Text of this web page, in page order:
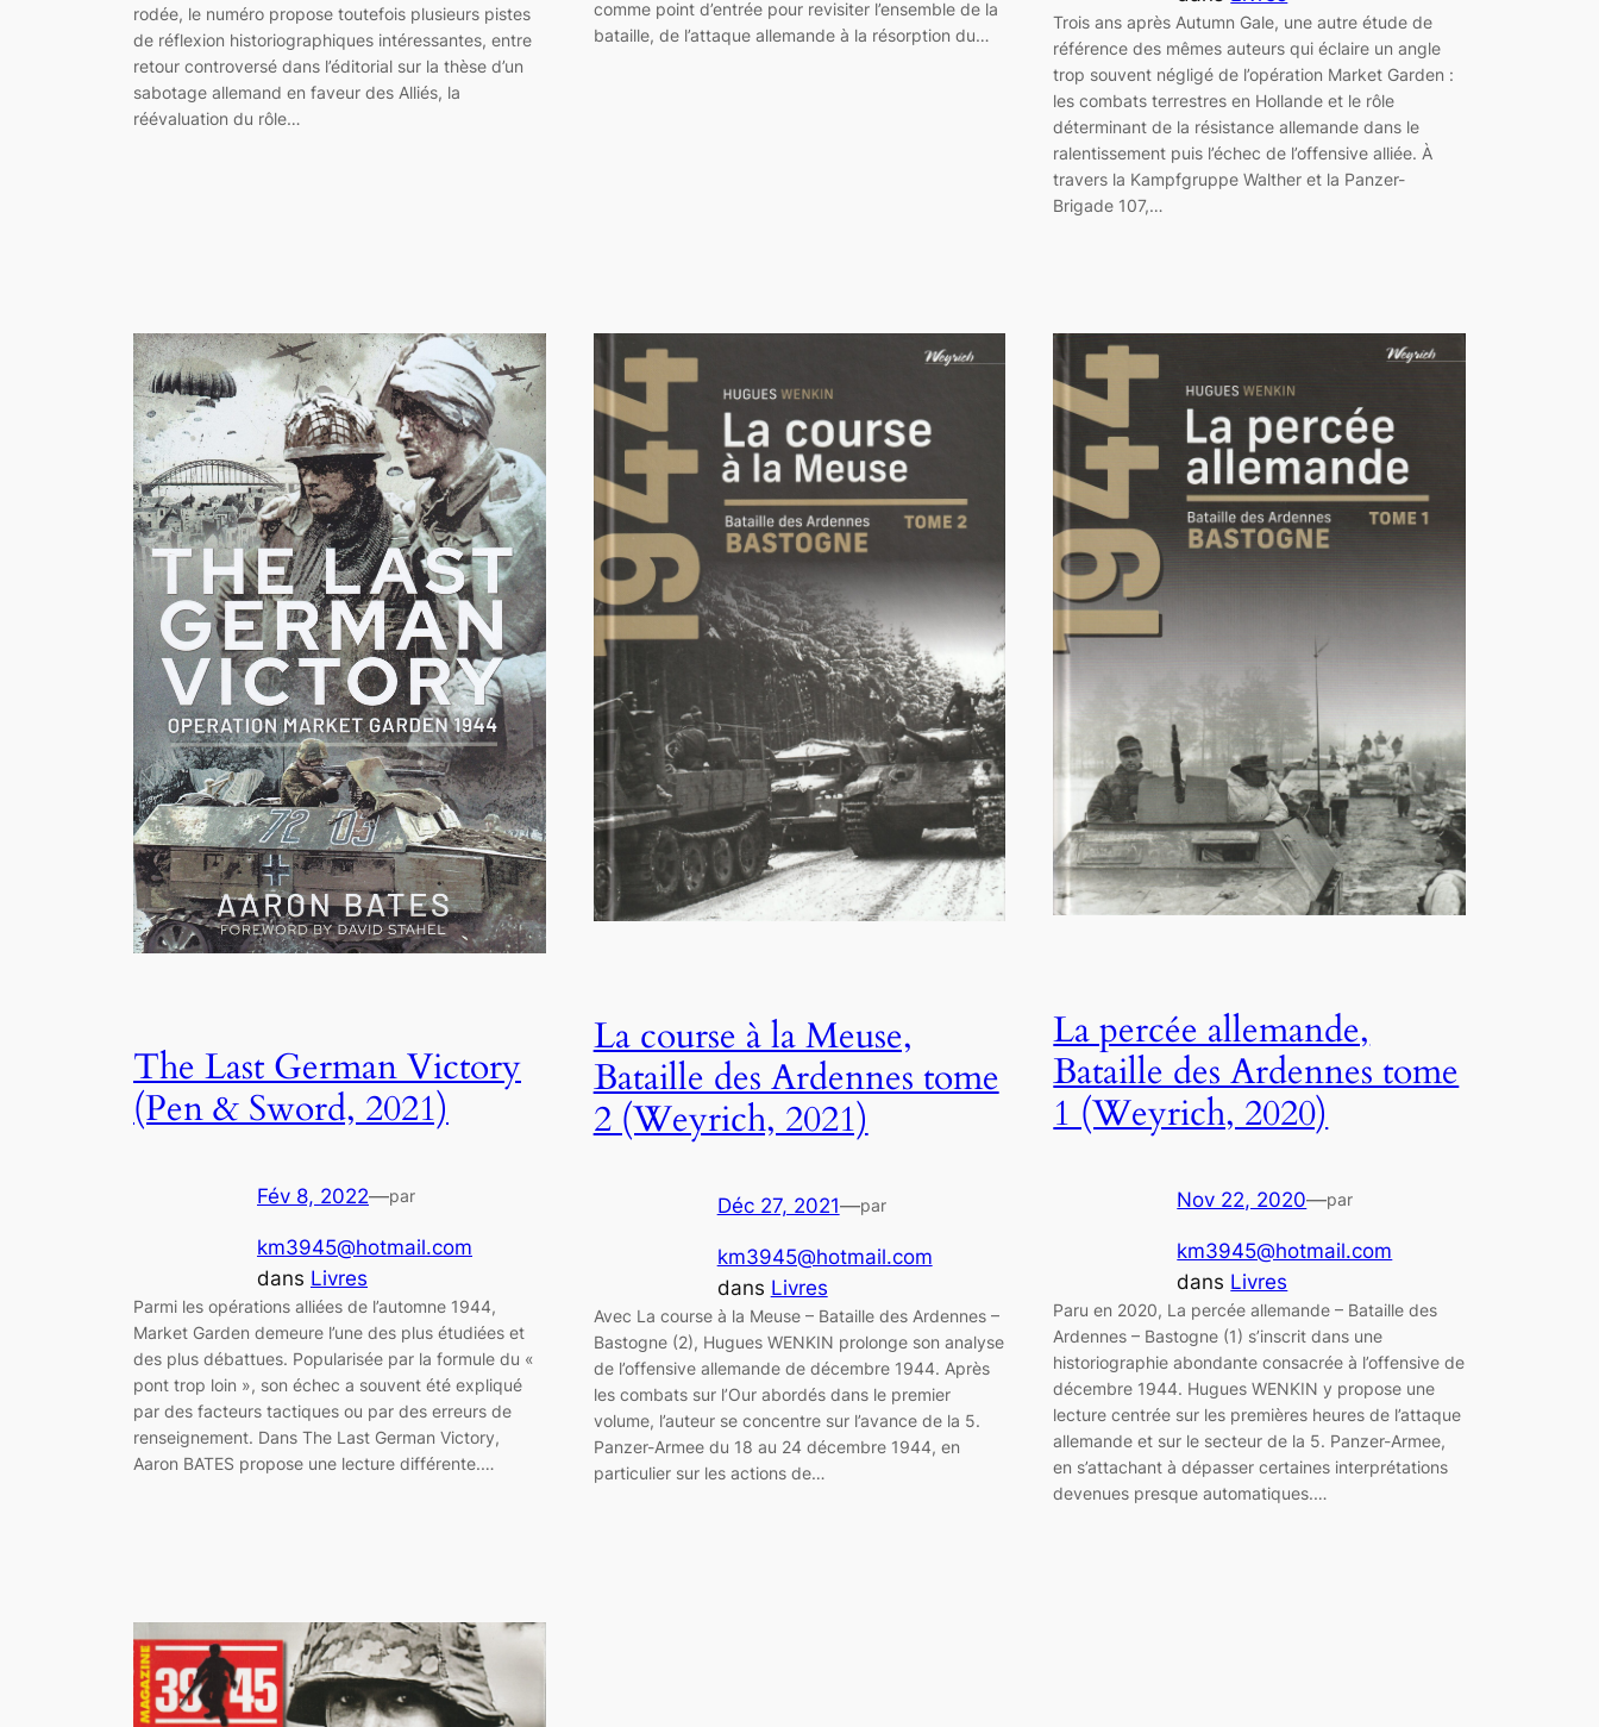
rodée, le numéro propose toutefois plusieurs pistes
de réflexion historiographiques intéressantes, entre
retour controversé dans l’éditorial sur la thèse d’un
sabotage allemand en faveur des Alliés, la
réévaluation du rôle…
comme point d’entrée pour revisiter l’ensemble de la
bataille, de l’attaque allemande à la résorption du…
Trois ans après Autumn Gale, une autre étude de
référence des mêmes auteurs qui éclaire un angle
trop souvent négligé de l’opération Market Garden :
les combats terrestres en Hollande et le rôle
déterminant de la résistance allemande dans le
ralentissement puis l’échec de l’offensive alliée. À
travers la Kampfgruppe Walther et la Panzer-
Brigade 107,…
The Last German Victory
(Pen & Sword, 2021)
Fév 8, 2022—par
km3945@hotmail.com
dans Livres
Parmi les opérations alliées de l’automne 1944,
Market Garden demeure l’une des plus étudiées et
des plus débattues. Popularisée par la formule du «
pont trop loin », son échec a souvent été expliqué
par des facteurs tactiques ou par des erreurs de
renseignement. Dans The Last German Victory,
Aaron BATES propose une lecture différente.…
La course à la Meuse,
Bataille des Ardennes tome
2 (Weyrich, 2021)
Déc 27, 2021—par
km3945@hotmail.com
dans Livres
Avec La course à la Meuse – Bataille des Ardennes –
Bastogne (2), Hugues WENKIN prolonge son analyse
de l’offensive allemande de décembre 1944. Après
les combats sur l’Our abordés dans le premier
volume, l’auteur se concentre sur l’avance de la 5.
Panzer-Armee du 18 au 24 décembre 1944, en
particulier sur les actions de…
La percée allemande,
Bataille des Ardennes tome
1 (Weyrich, 2020)
Nov 22, 2020—par
km3945@hotmail.com
dans Livres
Paru en 2020, La percée allemande – Bataille des
Ardennes – Bastogne (1) s’inscrit dans une
historiographie abondante consacrée à l’offensive de
décembre 1944. Hugues WENKIN y propose une
lecture centrée sur les premières heures de l’attaque
allemande et sur le secteur de la 5. Panzer-Armee,
en s’attachant à dépasser certaines interprétations
devenues presque automatiques.…